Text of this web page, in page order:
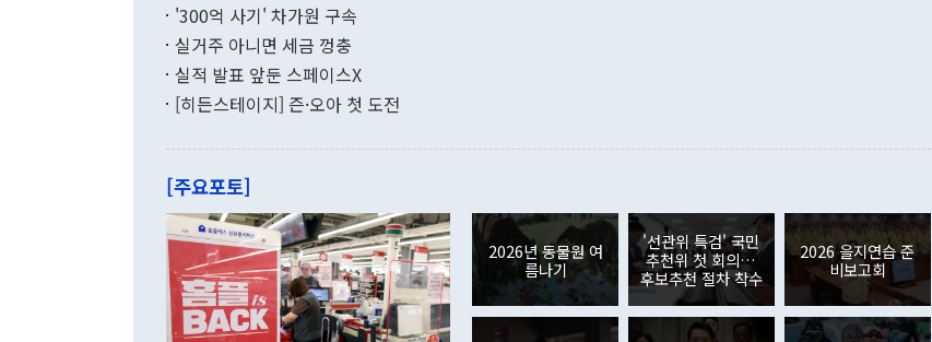
"우리의 선의대로 하는 게 과연 한반도의 평화와 안정에 플러스냐, 결론적
관은 업무보고 사후 브리핑에서 정 장관이 언급한 '4자 회담'에 대해 "이상
이 9월 러시아 블라디보스토크에서 열리는 '동방경제포럼(EEF)'을 언급하
며 "정부 차원에서 (참석을) 검토하고 있다"고 발언한 데 대해서도 조 장관
은 "그것은 외교부의 몫"이라며 "아직 거기까지 진도가 나가지 않았다"고
잘랐다. 정 장관이 이날 소개한 대북 구상과 설명은 정부 내 조율을 거치지
않았다는 점에서 문제가 있다. 특히 주적 표현 대체와 국호 사용, 9·19 군
사합의 복원, 4자회담 추진 등은 통일부 장관이 결정할 사안이 아니어서 월
권이라는 지적이 나오고 있다. 이 대통령은 정 장관의 업무보고를 듣고 난
기록했지만 지식재산권사용료수지는 전월 흑자에서 4억4000만달러 적자
로 전환됐다. 본원소득수지는 배당소득을 중심으로 32억7000만달러 흑자
는 배당수입이 늘어난 데다 전월 분기배당에 따른 기저효과로 배당지급이
였던 올해 3월(369억9000만달러)을 넘어선 것이다. 직접투자에서는 내국
인의 해외투자가 80억1000만달러, 외국인의 국내투자가 46억3000만달러
각각 증가했다. 증권투자에서는 외국인의 국내 주식 매도세가 이어졌다. 외
국인의 국내 주식 투자는 차익실현 매도 등의 영향으로 316억1000만달러
감소하며 전월(-310억5000만달러)에 이어 역대 최대 순매도 기록을 다시
경신했다. 외국인의 국내 채권투자는 세계국채지수(WGBI) 자금 유입에도
'300억 사기' 차가원 구속
실거주 아니면 세금 껑충
실적 발표 앞둔 스페이스X
[히든스테이지] 즌·오아 첫 도전
[주요포토]
2026년 동물원 여
름나기
'선관위 특검' 국민
추천위 첫 회의…
후보추천 절차 착수
2026 을지연습 준
비보고회